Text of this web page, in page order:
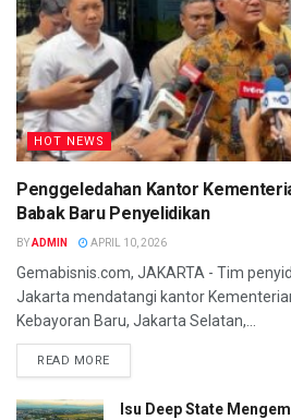
HOT NEWS
Penggeledahan Kantor
Babak Baru Penyelidikan
BYADMIN APRIL 10, 2026
Gemabisnis.com, JAKARTA - Tim
Jakarta mendatangi kantor
Kebayoran Baru, Jakarta Selatan,...
READ MORE
Isu Deep State